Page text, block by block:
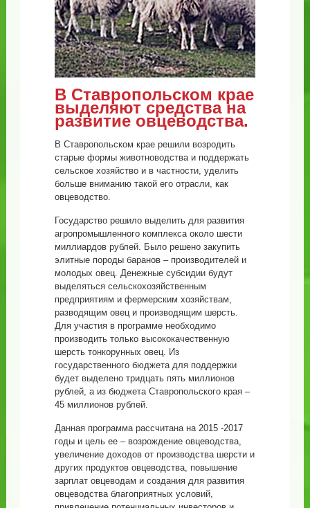
В Ставропольском крае
выделяют средства на
развитие овцеводства.
В Ставропольском крае решили возродить
старые формы животноводства и поддержать
сельское хозяйство и в частности, уделить
больше вниманию такой его отрасли, как
овцеводство.
Государство решило выделить для развития
агропромышленного комплекса около шести
миллиардов рублей. Было решено закупить
элитные породы баранов – производителей и
молодых овец. Денежные субсидии будут
выделяться сельскохозяйственным
предприятиям и фермерским хозяйствам,
разводящим овец и производящим шерсть.
Для участия в программе необходимо
производить только высококачественную
шерсть тонкорунных овец. Из
государственного бюджета для поддержки
будет выделено тридцать пять миллионов
рублей, а из бюджета Ставропольского края –
45 миллионов рублей.
Данная программа рассчитана на 2015 -2017
годы и цель ее – возрождение овцеводства,
увеличение доходов от производства шерсти и
других продуктов овцеводства, повышение
зарплат овцеводам и создания для развития
овцеводства благоприятных условий,